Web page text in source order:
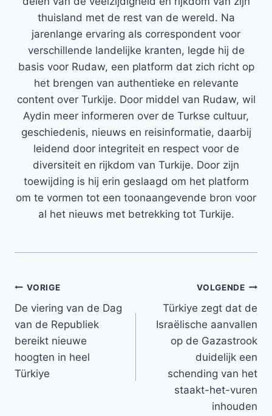
thuisland met de rest van de wereld. Na
jarenlange ervaring als correspondent voor
verschillende landelijke kranten, legde hij de
basis voor Rudaw, een platform dat zich richt op
het brengen van authentieke en relevante
content over Turkije. Door middel van Rudaw, wil
Aydin meer informeren over de Turkse cultuur,
geschiedenis, nieuws en reisinformatie, daarbij
leidend door integriteit en respect voor de
diversiteit en rijkdom van Turkije. Door zijn
toewijding is hij erin geslaagd om het platform
om te vormen tot een toonaangevende bron voor
al het nieuws met betrekking tot Turkije.
Bericht
navigatie
VORIGE
De viering van de Dag
van de Republiek
bereikt nieuwe
hoogten in heel
Türkiye
VOLGENDE
Türkiye zegt dat de
Israëlische aanvallen
op de Gazastrook
duidelijk een
schending van het
staakt-het-vuren
inhouden